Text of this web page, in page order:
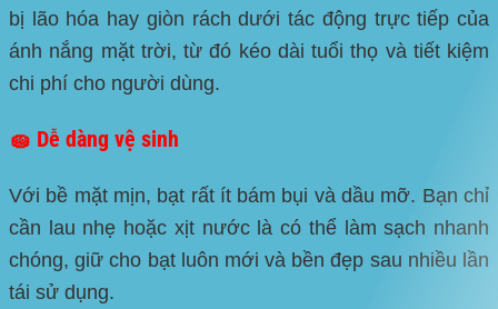
bị lão hóa hay giòn rách dưới tác động trực tiếp của
ánh nắng mặt trời, từ đó kéo dài tuổi thọ và tiết kiệm
chi phí cho người dùng.
🧽 Dễ dàng vệ sinh
Với bề mặt mịn, bạt rất ít bám bụi và dầu mỡ. Bạn chỉ
cần lau nhẹ hoặc xịt nước là có thể làm sạch nhanh
chóng, giữ cho bạt luôn mới và bền đẹp sau nhiều lần
tái sử dụng.